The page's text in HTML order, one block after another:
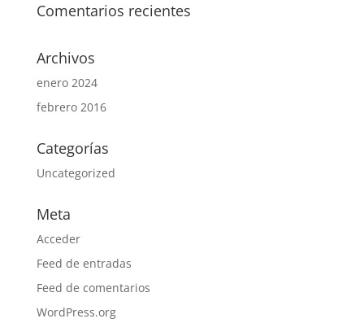
Comentarios recientes
Archivos
enero 2024
febrero 2016
Categorías
Uncategorized
Meta
Acceder
Feed de entradas
Feed de comentarios
WordPress.org